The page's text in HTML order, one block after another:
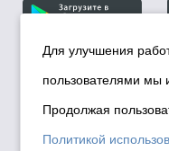
© Департамент
города
Политика
Для улучшения
пользователями мы
Продолжая
Политикой